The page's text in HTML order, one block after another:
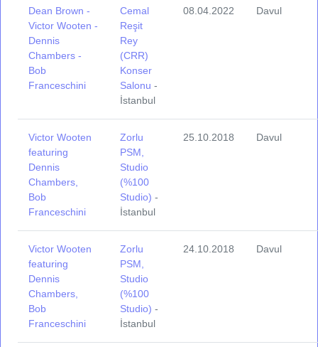
Dean Brown -
Victor Wooten -
Dennis
Chambers -
Bob
Franceschini
Cemal
Reşit
Rey
(CRR)
Konser
Salonu -
İstanbul
08.04.2022 Davul
Victor Wooten
featuring
Dennis
Chambers,
Bob
Franceschini
Zorlu
PSM,
Studio
(%100
Studio) -
İstanbul
25.10.2018 Davul
Victor Wooten
featuring
Dennis
Chambers,
Bob
Franceschini
Zorlu
PSM,
Studio
(%100
Studio) -
İstanbul
24.10.2018 Davul